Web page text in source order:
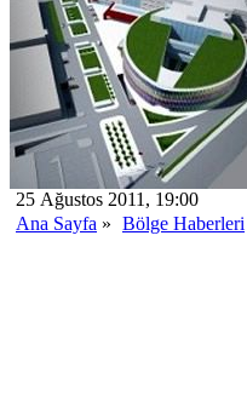
25 Ağustos 2011, 19:00
Ana Sayfa » Bölge Haberleri